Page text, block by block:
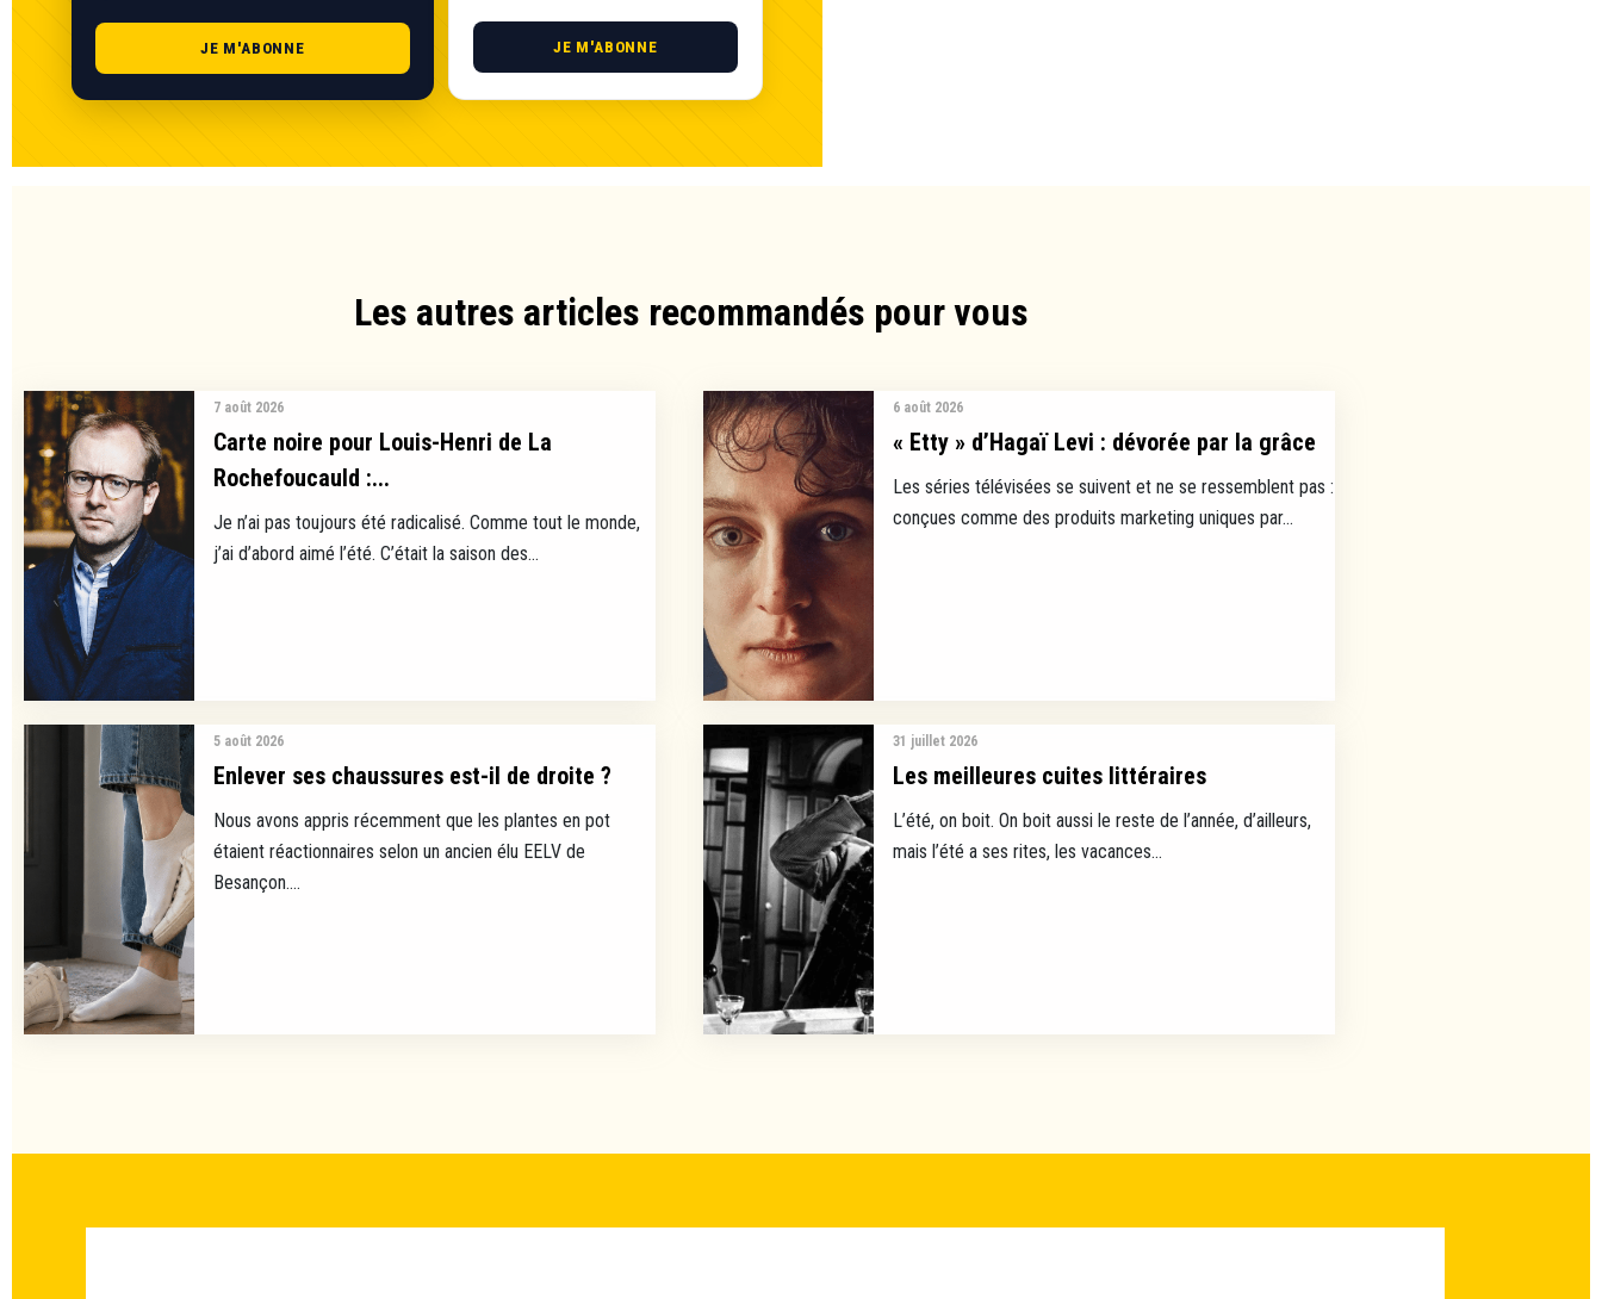
JE M'ABONNE JE M'ABONNE
Les autres articles recommandés pour vous​
7 août 2026
Carte noire pour Louis-Henri de La
Rochefoucauld :...
Je n’ai pas toujours été radicalisé. Comme tout le monde,
j’ai d’abord aimé l’été. C’était la saison des...
6 août 2026
« Etty » d’Hagaï Levi : dévorée par la grâce
Les séries télévisées se suivent et ne se ressemblent pas :
conçues comme des produits marketing uniques par...
5 août 2026
Enlever ses chaussures est-il de droite ?
Nous avons appris récemment que les plantes en pot
étaient réactionnaires selon un ancien élu EELV de
Besançon....
31 juillet 2026
Les meilleures cuites littéraires
L’été, on boit. On boit aussi le reste de l’année, d’ailleurs,
mais l’été a ses rites, les vacances...